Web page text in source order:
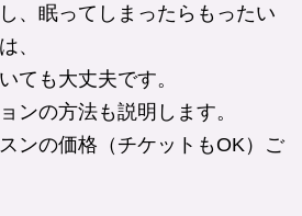
、眠ってしまったらもったい
、
ても大丈夫です。
ンの方法も説明します。
ンの価格（チケットもOK）ご